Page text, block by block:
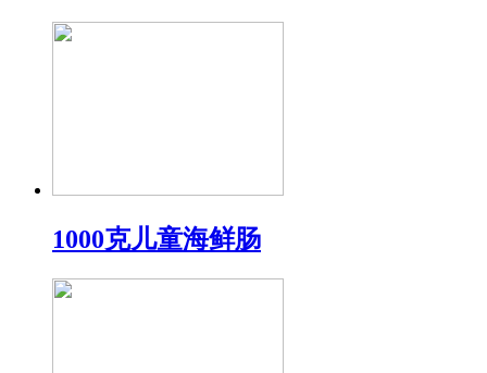
1000克儿童海鲜肠